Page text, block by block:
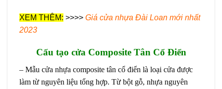
XEM THÊM: >>>> Giá cửa nhựa Đài Loan mới nhất
2023
Cấu tạo cửa Composite Tân Cổ Điển
– Mẫu cửa nhựa composite tân cổ điển là loại cửa được
làm từ nguyên liệu tổng hợp. Từ bột gỗ, nhựa nguyên